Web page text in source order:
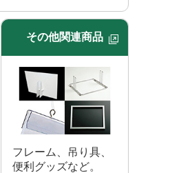
その他関連商品
フレーム、吊り具、
便利グッズなど。